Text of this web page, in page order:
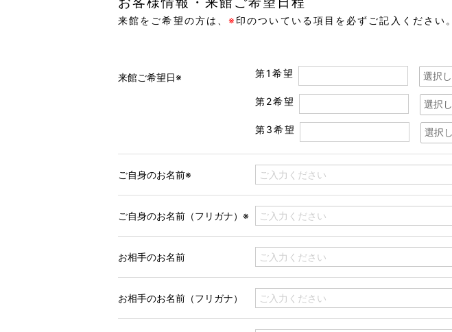
来館をご希望の方は、 ※ 印のついている項目を必ずご記入ください。
来館ご希望日※ 第1希望
第2希望
第3希望
ご自身のお名前※
ご自身のお名前（フリガナ）※
お相手のお名前
お相手のお名前（フリガナ）